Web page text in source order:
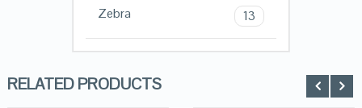
Zebra 13
RELATED PRODUCTS